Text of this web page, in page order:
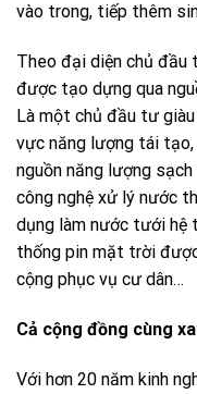
vào trong, tiếp thêm
Theo đại diện chủ đầu
được tạo dựng qua
Là một chủ đầu tư
vực năng lượng tái tạo,
nguồn năng lượng
công nghệ xử lý nước
dụng làm nước tưới hệ
thống pin mặt trời
cộng phục vụ cư dân…
Cả cộng đồng cùng
Với hơn 20 năm kinh